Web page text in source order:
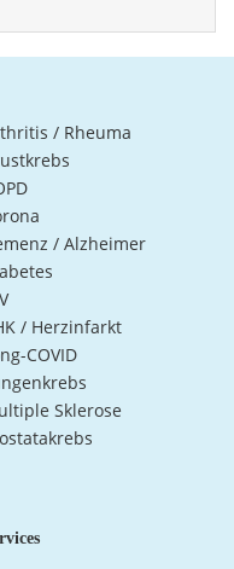
/ Rheuma
/ Alzheimer
/ Herzinfarkt
COVID
Sklerose